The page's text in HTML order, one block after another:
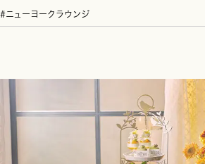
#ニューヨークラウンジ